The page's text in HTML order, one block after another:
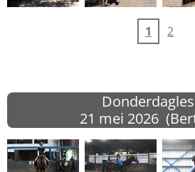
1 2
21 mei 2026